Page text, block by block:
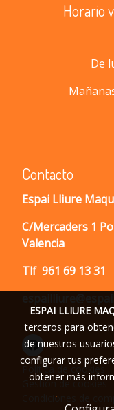
Horario
De lunes
Mañanas de
Contacto
Espai Lliure
C/Mercaders 1
Valencia
Tlf 961 69 13 31
Política de cookies
Gestión de cookies
Condiciones de
ESPAI LLIURE
terceros para
de nuestros
configurar tus
obtener más